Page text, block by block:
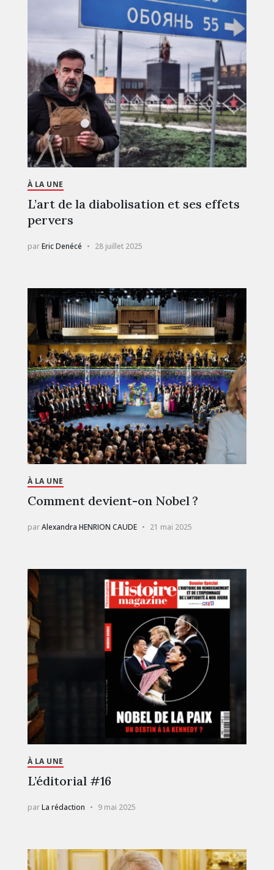
À LA UNE
L’art de la diabolisation et ses effets
pervers
parEric Denécé 28 juillet 2025
À LA UNE
Comment devient-on Nobel ?
parAlexandra HENRION CAUDE 21 mai 2025
À LA UNE
L’éditorial #16
parLa rédaction 9 mai 2025